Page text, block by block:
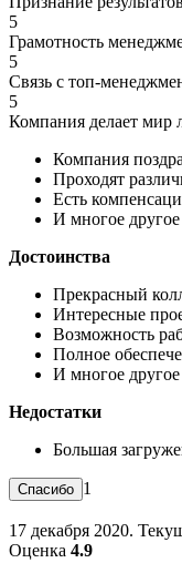
5
Грамотность
5
Связь с топ-
5
Компания делает мир
Компания
Проходят
Есть
И многое другое
Достоинства
Прекрасный
Интересные
Возможность
Полное
И многое другое
Недостатки
Большая
1
17 декабря 2020.
Оценка 4.9